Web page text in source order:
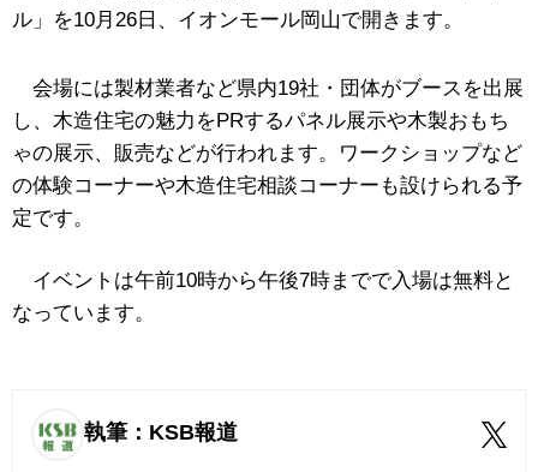
ル」を10月26日、イオンモール岡山で開きます。
会場には製材業者など県内19社・団体がブースを出展
し、木造住宅の魅力をPRするパネル展示や木製おもち
ゃの展示、販売などが行われます。ワークショップなど
の体験コーナーや木造住宅相談コーナーも設けられる予
定です。
イベントは午前10時から午後7時までで入場は無料と
なっています。
執筆：KSB報道